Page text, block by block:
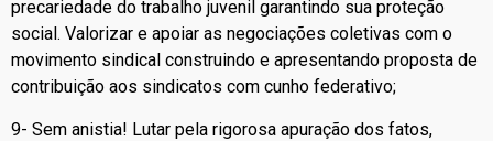
precariedade do trabalho juvenil garantindo sua proteção
social. Valorizar e apoiar as negociações coletivas com o
movimento sindical construindo e apresentando proposta de
contribuição aos sindicatos com cunho federativo;
9- Sem anistia! Lutar pela rigorosa apuração dos fatos,